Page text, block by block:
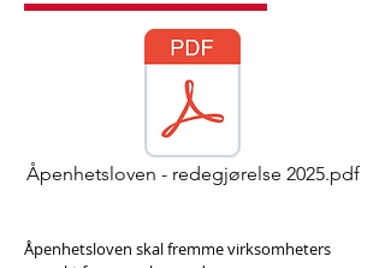
Åpenhetsloven - redegjørelse 2025.pdf
Åpenhetsloven skal fremme virksomheters